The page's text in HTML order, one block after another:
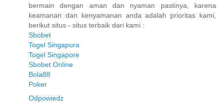
bermain dengan aman dan nyaman pastinya, karena
keamanan dan kenyamanan anda adalah prioritas kami,
berikut situs - situs terbaik dari kami :
Sbobet
Togel Singapura
Togel Singapore
Sbobet Online
Bola88
Poker
Odpowiedz